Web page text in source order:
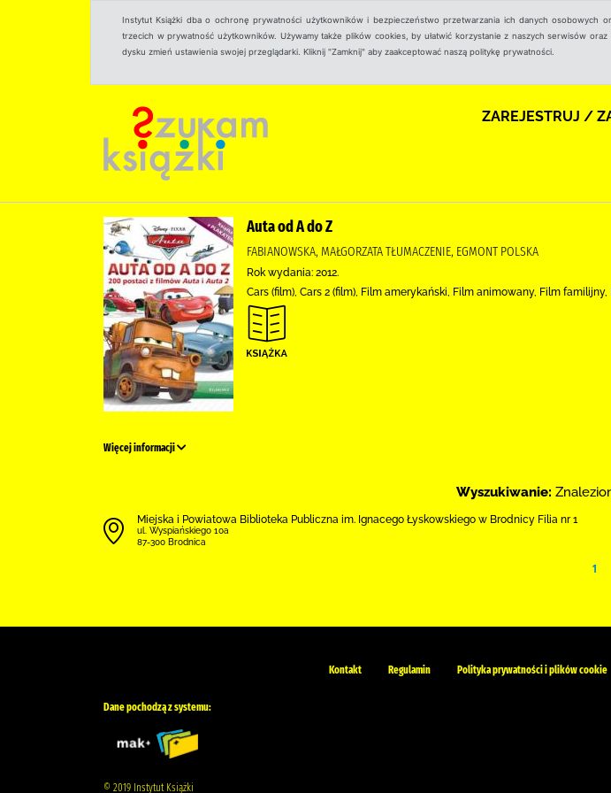
Instytut Książki dba o ochronę prywatności użytkowników i bezpieczeństwo przetwarzania ich danych osobowych
trzecich w prywatność użytkowników. Używamy także plików cookies, by ułatwić korzystanie z naszych serwisów
dysku zmień ustawienia swojej przeglądarki. Kliknij "Zamknij" aby zaakceptować naszą politykę prywatności.
ZAREJESTRUJ /
Auta od A do Z
FABIANOWSKA, MAŁGORZATA TŁUMACZENIE, EGMONT POLSKA
Rok wydania: 2012.
Cars (film), Cars 2 (film), Film amerykański, Film animowany, Film
Więcej informacji
Wyszukiwanie:
Miejska i Powiatowa Biblioteka Publiczna im. Ignacego Łyskowskiego w Brodnicy Filia nr 1
ul. Wyspiańskiego 10a
87-300 Brodnica
1
Kontakt Regulamin Polityka prywatności i plików cookie
Dane pochodzą z systemu:
© 2019 Instytut Książki